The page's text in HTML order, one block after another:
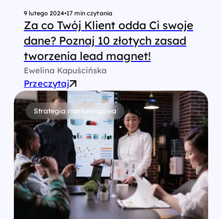
9 lutego 2024•17 min czytania
Za co Twój Klient odda Ci swoje
dane? Poznaj 10 złotych zasad
tworzenia lead magnet!
Ewelina Kapuścińska
Przeczytaj
Strategia marketingowa